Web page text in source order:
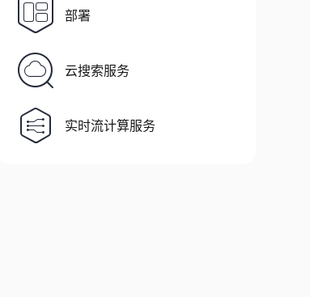
部署
云搜索服务
实时流计算服务